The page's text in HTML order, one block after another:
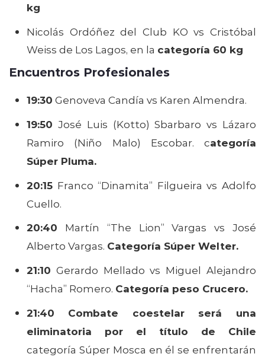
kg
Nicolás Ordóñez del Club KO vs Cristóbal
Weiss de Los Lagos, en la categoría 60 kg
Encuentros Profesionales
19:30 Genoveva Candía vs Karen Almendra.
19:50 José Luis (Kotto) Sbarbaro vs Lázaro
Ramiro (Niño Malo) Escobar. categoría
Súper Pluma.
20:15 Franco “Dinamita” Filgueira vs Adolfo
Cuello.
20:40 Martín “The Lion” Vargas vs José
Alberto Vargas. Categoría Súper Welter.
21:10 Gerardo Mellado vs Miguel Alejandro
“Hacha” Romero. Categoría peso Crucero.
21:40
Combate coestelar será una
eliminatoria por el título de Chile
categoría Súper Mosca en él se enfrentarán